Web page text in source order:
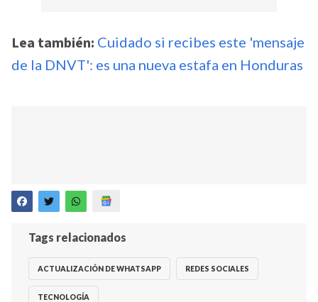
Lea también: Cuidado si recibes este 'mensaje
de la DNVT': es una nueva estafa en Honduras
Tags relacionados
ACTUALIZACIÓN DE WHATSAPP REDES SOCIALES
TECNOLOGÍA